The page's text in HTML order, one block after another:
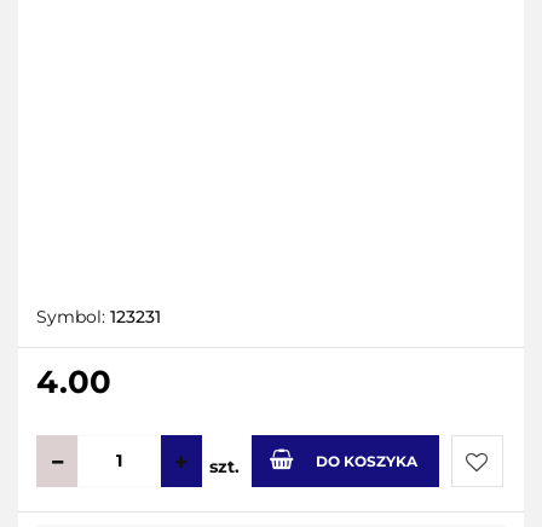
Symbol: 123231
4.00
szt. DO KOSZYKA
Do